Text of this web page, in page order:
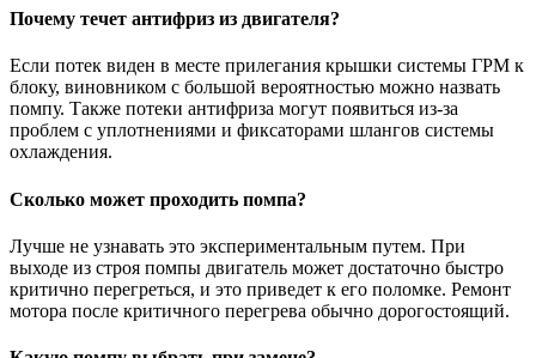
Почему течет антифриз из двигателя?
Если потек виден в месте прилегания крышки системы ГРМ к
блоку, виновником с большой вероятностью можно назвать
помпу. Также потеки антифриза могут появиться из-за
проблем с уплотнениями и фиксаторами шлангов системы
охлаждения.
Сколько может проходить помпа?
Лучше не узнавать это экспериментальным путем. При
выходе из строя помпы двигатель может достаточно быстро
критично перегреться, и это приведет к его поломке. Ремонт
мотора после критичного перегрева обычно дорогостоящий.